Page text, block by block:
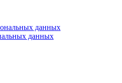
данных
данных